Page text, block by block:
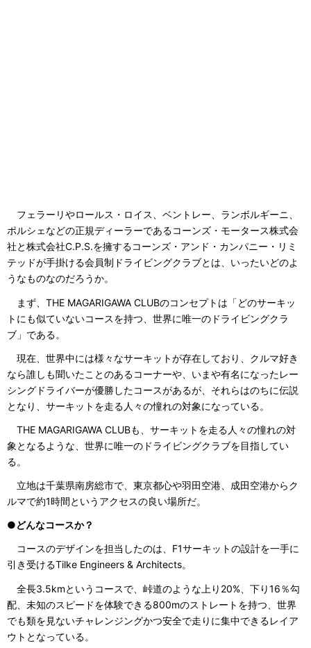
フェラーリやロールス・ロイス、ベントレー、ランボルギーニ、
ポルシェなどの正規ディーラーであるコーンズ・モータース株式会
社と株式会社C.P.S.を擁するコーンズ・アンド・カンパニー・リミ
テッドが手掛ける会員制ドライビングクラブとは、いったいどのよ
うなものなのだろうか。
まず、THE MAGARIGAWA CLUBのコンセプトは「どのサーキッ
トにも似ていないコースを持つ、世界に唯一のドライビングクラ
ブ」である。
現在、世界中には様々なサーキットが存在しており、クルマ好き
なら誰しも聞いたことのあるコーナーや、いまや有名になったレー
シングドライバーが優勝したコースがあるが、それらはのちに伝説
となり、サーキットを走る人々の憧れの対象になっている。
THE MAGARIGAWA CLUBも、サーキットを走る人々の憧れの対
象となるような、世界に唯一のドライビングクラブを目指してい
る。
立地は千葉県南房総市で、東京都心や羽田空港、成田空港からク
ルマで約1時間というアクセスの良い場所だ。
●どんなコースか？
コースのデザインを担当したのは、F1サーキットの設計を一手に
引き受けるTilke Engineers & Architects。
全長3.5kmというコースで、峠道のような上り20%、下り16％勾
配、未知のスピードを体験できる800mのストレートを持つ、世界
でも類を見ないチャレンジングかつ安全で走りに集中できるレイア
ウトとなっている。